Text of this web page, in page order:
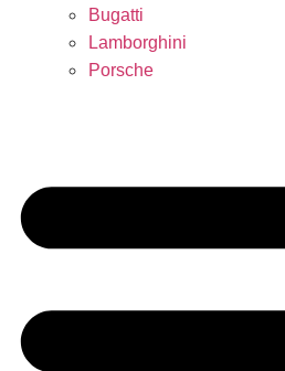
Bugatti
Lamborghini
Porsche